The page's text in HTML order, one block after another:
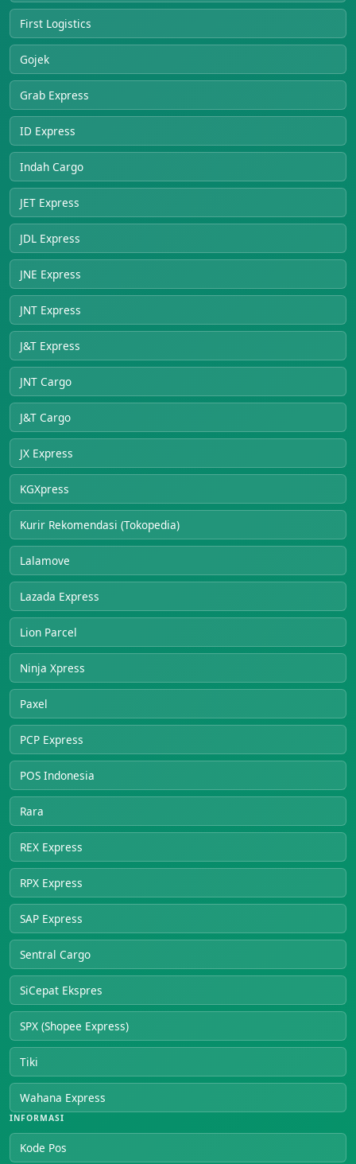
First Logistics
Gojek
Grab Express
ID Express
Indah Cargo
JET Express
JDL Express
JNE Express
JNT Express
J&T Express
JNT Cargo
J&T Cargo
JX Express
KGXpress
Kurir Rekomendasi (Tokopedia)
Lalamove
Lazada Express
Lion Parcel
Ninja Xpress
Paxel
PCP Express
POS Indonesia
Rara
REX Express
RPX Express
SAP Express
Sentral Cargo
SiCepat Ekspres
SPX (Shopee Express)
Tiki
Wahana Express
INFORMASI
Kode Pos